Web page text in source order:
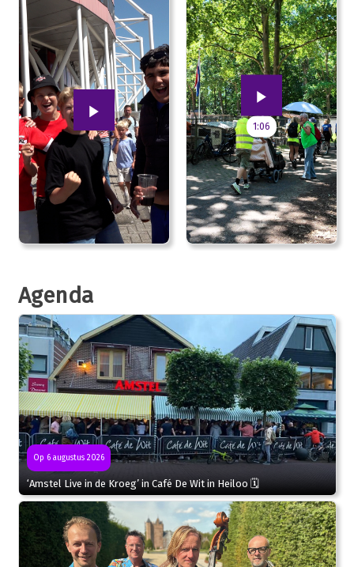
1:06
Agenda
Op 6 augustus 2026
‘Amstel Live in de Kroeg’ in Café De Wit in Heiloo 🗓